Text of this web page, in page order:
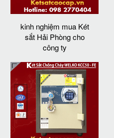
kinh nghiệm mua Két
sắt Hải Phòng cho
công ty